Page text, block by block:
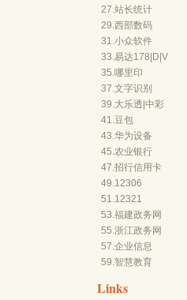
27.站长统计
29.西部数码
31.小众软件
33.易达178 D V
35.哪里印
37.文字识别
39.大乐透 中彩
41.豆包
43.华为设备
45.农业银行
47.招行信用卡
49.12306
51.12321
53.福建政务网
55.浙江政务网
57.企业信息
59.智慧教育
Links